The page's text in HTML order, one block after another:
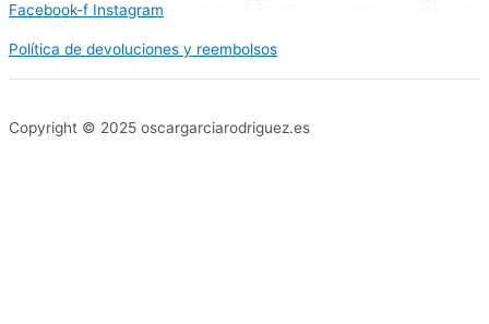
Facebook-f Instagram
Política de devoluciones y reembolsos
Copyright © 2025 oscargarciarodriguez.es